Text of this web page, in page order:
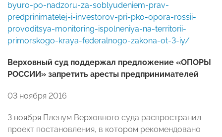
byuro-po-nadzoru-za-soblyudeniem-prav-
predprinimatelej-i-investorov-pri-pko-opora-rossii-
provoditsya-monitoring-ispolneniya-na-territorii-
primorskogo-kraya-federalnogo-zakona-ot-3-iy/
Верховный суд поддержал предложение «ОПОРЫ
РОССИИ» запретить аресты предпринимателей
03 ноября 2016
3 ноября Пленум Верховного суда распространил
проект постановления, в котором рекомендовано